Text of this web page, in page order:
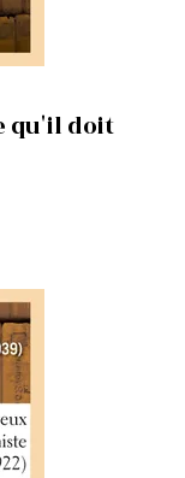
qu'il doit